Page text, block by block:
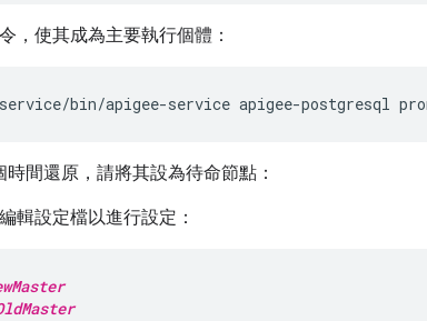
，使其成為主要執行個體：
bin/apigee-service apigee-postgresql
間還原，請將其設為待命節點：
輯設定檔以進行設定：